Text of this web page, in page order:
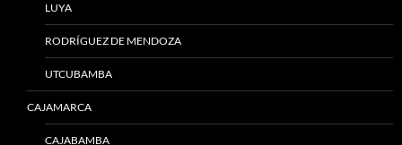
LUYA
RODRÍGUEZ DE MENDOZA
UTCUBAMBA
CAJAMARCA
CAJABAMBA